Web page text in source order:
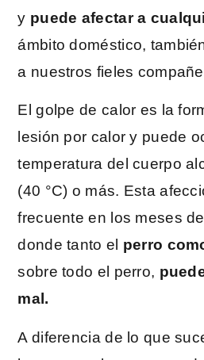
y puede afectar a
ámbito doméstico,
a nuestros fieles
El golpe de calor es la
lesión por calor y puede
temperatura del cuerpo
(40 °C) o más. Esta
frecuente en los meses
donde tanto el perro
sobre todo el perro,
mal.
A diferencia de lo que